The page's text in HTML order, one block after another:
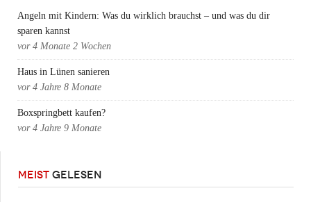
Angeln mit Kindern: Was du wirklich brauchst – und was du dir
sparen kannst
vor 4 Monate 2 Wochen
Haus in Lünen sanieren
vor 4 Jahre 8 Monate
Boxspringbett kaufen?
vor 4 Jahre 9 Monate
MEIST GELESEN